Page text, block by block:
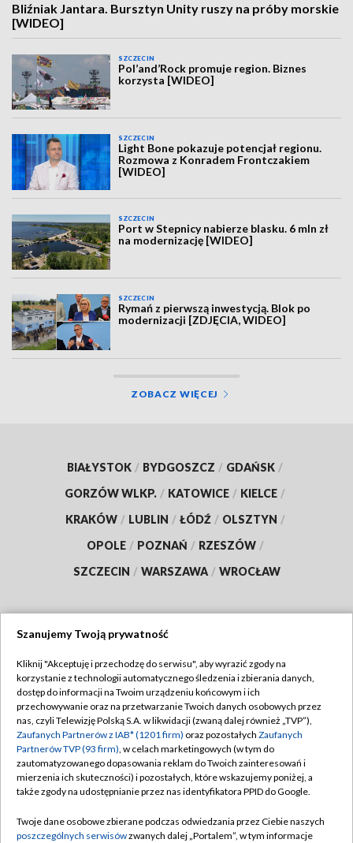
Bliźniak Jantara. Bursztyn Unity ruszy na próby morskie
[WIDEO]
SZCZECIN
Pol’and’Rock promuje region. Biznes
korzysta [WIDEO]
SZCZECIN
Light Bone pokazuje potencjał regionu.
Rozmowa z Konradem Frontczakiem
[WIDEO]
SZCZECIN
Port w Stepnicy nabierze blasku. 6 mln zł
na modernizację [WIDEO]
SZCZECIN
Rymań z pierwszą inwestycją. Blok po
modernizacji [ZDJĘCIA, WIDEO]
ZOBACZ WIĘCEJ
BIAŁYSTOK / BYDGOSZCZ / GDAŃSK /
GORZÓW WLKP. / KATOWICE / KIELCE /
KRAKÓW / LUBLIN / ŁÓDŹ / OLSZTYN /
OPOLE / POZNAŃ / RZESZÓW /
SZCZECIN / WARSZAWA / WROCŁAW
TVP
Abonament TVP
Emisja w TVP
Centrum informacji TVP
Naziemna Telewizja Cyfrowa
Rada Programowa
Regulamin TVP
Polityka prywatności
Moje zgody
Pomoc
Kontakt
Szanujemy Twoją prywatność
Kliknij "Akceptuję i przechodzę do serwisu", aby wyrazić zgody na
korzystanie z technologii automatycznego śledzenia i zbierania danych,
dostęp do informacji na Twoim urządzeniu końcowym i ich
przechowywanie oraz na przetwarzanie Twoich danych osobowych przez
nas, czyli Telewizję Polską S.A. w likwidacji (zwaną dalej również „TVP”),
Zaufanych Partnerów z IAB* (1201 firm) oraz pozostałych Zaufanych
Partnerów TVP (93 firm), w celach marketingowych (w tym do
zautomatyzowanego dopasowania reklam do Twoich zainteresowań i
mierzenia ich skuteczności) i pozostałych, które wskazujemy poniżej, a
także zgody na udostępnianie przez nas identyfikatora PPID do Google.
Twoje dane osobowe zbierane podczas odwiedzania przez Ciebie naszych
poszczególnych serwisówzwanych dalej „Portalem”, w tym informacje